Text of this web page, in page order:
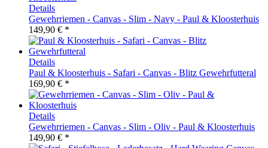
Details
Gewehrriemen - Canvas - Slim - Navy - Paul & Kloosterhuis
149,90 € *
Details
Paul & Kloosterhuis - Safari - Canvas - Blitz Gewehrfutteral
169,90 € *
Details
Gewehrriemen - Canvas - Slim - Oliv - Paul & Kloosterhuis
149,90 € *